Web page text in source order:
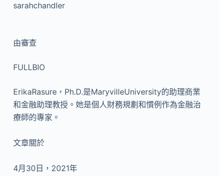
sarahchandler
由審查
FULLBIO
ErikaRasure，Ph.D.是MaryvilleUniversity的助理商業
和金融助理教授。她是個人財務規劃和慣例作為金融治
療師的專家。
文章關於
4月30日，2021年